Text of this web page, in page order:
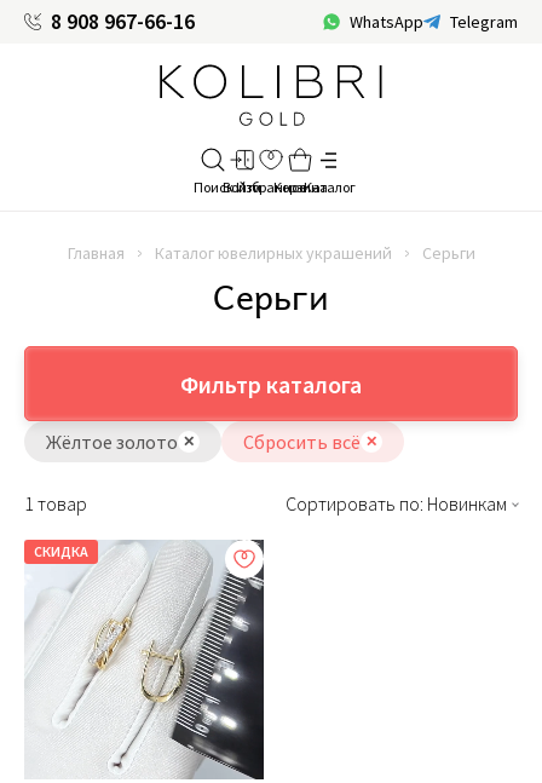
8 908 967-66-16 WhatsApp Telegram
Главная Каталог ювелирных украшений Серьги
Серьги
Фильтр каталога
Жёлтое золото Сбросить всё
1 товар Сортировать по: Новинкам
СКИДКА